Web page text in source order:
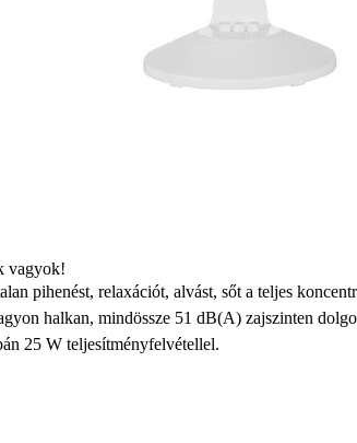
vagyok!
pihenést, relaxációt, alvást, sőt a teljes
halkan, mindössze 51 dB(A) zajszinten
25 W teljesítményfelvétellel.